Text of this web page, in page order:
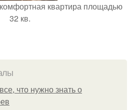
квартира площадью
32 кв.
что нужно знать о